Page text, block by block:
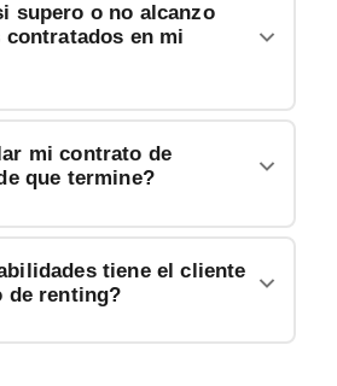
supero o no alcanzo
contratados en mi
mi contrato de
que termine?
tiene el cliente
de renting?